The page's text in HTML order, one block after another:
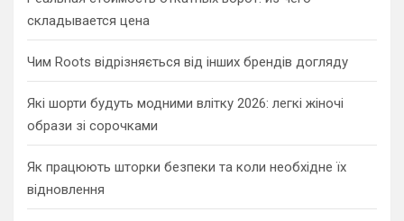
складывается цена
Чим Roots відрізняється від інших брендів догляду
Які шорти будуть модними влітку 2026: легкі жіночі
образи зі сорочками
Як працюють шторки безпеки та коли необхідне їх
відновлення